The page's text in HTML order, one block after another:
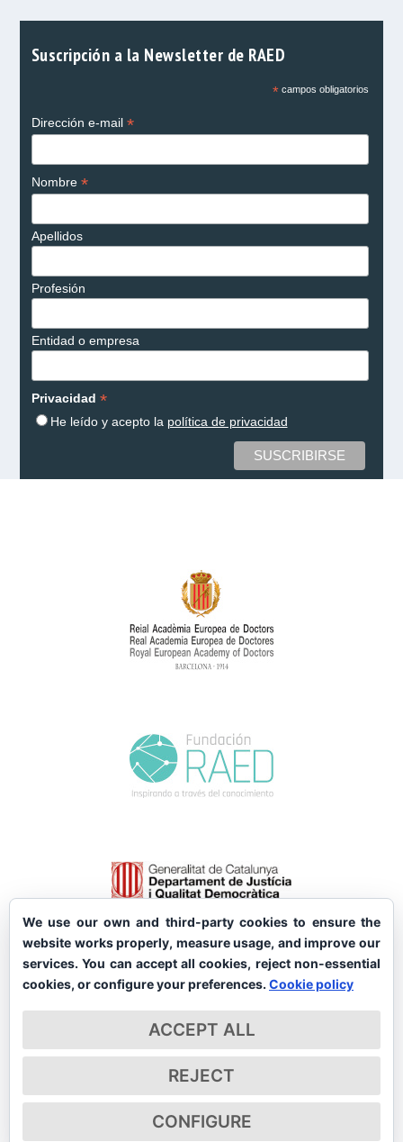
Suscripción a la Newsletter de RAED
*campos obligatorios
Dirección e-mail *
Nombre *
Apellidos
Profesión
Entidad o empresa
Privacidad *
He leído y acepto la política de privacidad
We use our own and third-party cookies to ensure the
website works properly, measure usage, and improve our
services. You can accept all cookies, reject non-essential
cookies, or configure your preferences. Cookie policy
ACCEPT ALL
REJECT
CONFIGURE